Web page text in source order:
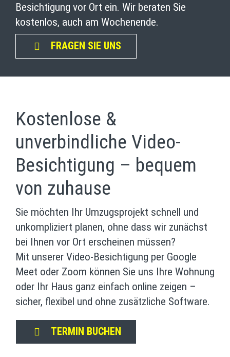
Besichtigung vor Ort ein. Wir beraten Sie
kostenlos, auch am Wochenende.
FRAGEN SIE UNS
Kostenlose &
unverbindliche Video-
Besichtigung – bequem
von zuhause
Sie möchten Ihr Umzugsprojekt schnell und
unkompliziert planen, ohne dass wir zunächst
bei Ihnen vor Ort erscheinen müssen?
Mit unserer Video-Besichtigung per Google
Meet oder Zoom können Sie uns Ihre Wohnung
oder Ihr Haus ganz einfach online zeigen –
sicher, flexibel und ohne zusätzliche Software.
TERMIN BUCHEN